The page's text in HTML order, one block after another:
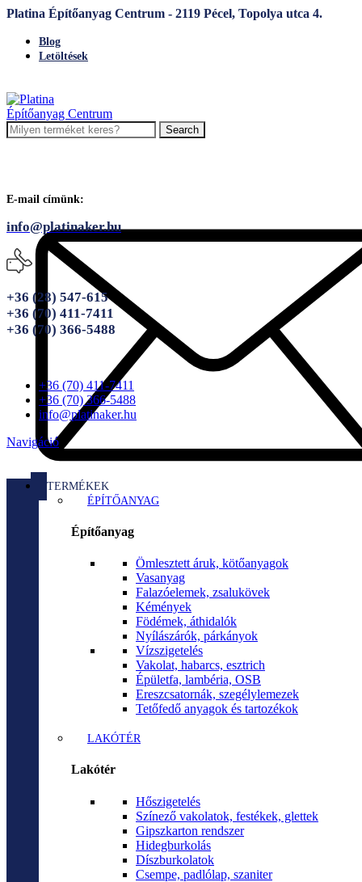
Platina Építőanyag Centrum - 2119 Pécel, Topolya utca 4.
Blog
Letöltések
Search
E-mail címünk:
info@platinaker.hu
+36 (28) 547-615
+36 (70) 411-7411
+36 (70) 366-5488
+36 (70) 411-7411
+36 (70) 366-5488
info@platinaker.hu
Navigáció
TERMÉKEK
ÉPÍTŐANYAG
Építőanyag
Ömlesztett áruk, kötőanyagok
Vasanyag
Falazóelemek, zsalukövek
Kémények
Födémek, áthidalók
Nyílászárók, párkányok
Vízszigetelés
Vakolat, habarcs, esztrich
Épületfa, lambéria, OSB
Ereszcsatornák, szegélylemezek
Tetőfedő anyagok és tartozékok
LAKÓTÉR
Lakótér
Hőszigetelés
Színező vakolatok, festékek, glettek
Gipszkarton rendszer
Hidegburkolás
Díszburkolatok
Csempe, padlólap, szaniter